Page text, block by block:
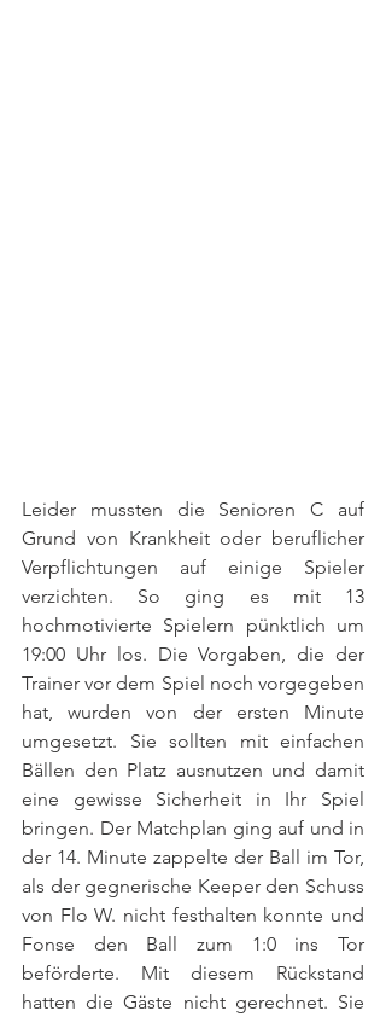
Leider mussten die Senioren C auf
Grund von Krankheit oder beruflicher
Verpflichtungen auf einige Spieler
verzichten. So ging es mit 13
hochmotivierte Spielern pünktlich um
19:00 Uhr los. Die Vorgaben, die der
Trainer vor dem Spiel noch vorgegeben
hat, wurden von der ersten Minute
umgesetzt. Sie sollten mit einfachen
Bällen den Platz ausnutzen und damit
eine gewisse Sicherheit in Ihr Spiel
bringen. Der Matchplan ging auf und in
der 14. Minute zappelte der Ball im Tor,
als der gegnerische Keeper den Schuss
von Flo W. nicht festhalten konnte und
Fonse den Ball zum 1:0 ins Tor
beförderte. Mit diesem Rückstand
hatten die Gäste nicht gerechnet. Sie